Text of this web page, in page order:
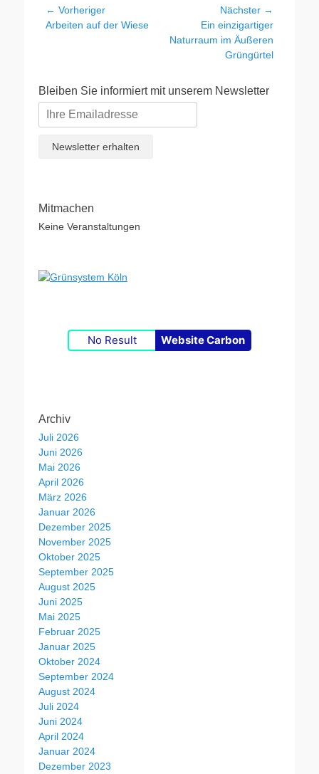
Beitragsnavigation
← Vorheriger
Vorheriger
Arbeiten auf der Wiese
Nächster →
Beitrag:
Ein einzigartiger
Naturraum im Äußeren
Grüngürtel
Bleiben Sie informiert mit unserem Newsletter
Mitmachen
Keine Veranstaltungen
No Result Website Carbon
Archiv
Juli 2026
Juni 2026
Mai 2026
April 2026
März 2026
Januar 2026
Dezember 2025
November 2025
Oktober 2025
September 2025
August 2025
Juni 2025
Mai 2025
Februar 2025
Januar 2025
Oktober 2024
September 2024
August 2024
Juli 2024
Juni 2024
April 2024
Januar 2024
Dezember 2023